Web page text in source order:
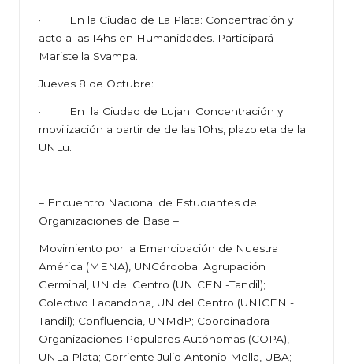
· En la Ciudad de La Plata: Concentración y
acto a las 14hs en Humanidades. Participará
Maristella Svampa.
Jueves 8 de Octubre:
· En la Ciudad de Lujan: Concentración y
movilización a partir de de las 10hs, plazoleta de la
UNLu.
– Encuentro Nacional de Estudiantes de
Organizaciones de Base –
Movimiento por la Emancipación de Nuestra
América (MENA), UNCórdoba; Agrupación
Germinal, UN del Centro (UNICEN -Tandil);
Colectivo Lacandona, UN del Centro (UNICEN -
Tandil); Confluencia, UNMdP; Coordinadora
Organizaciones Populares Autónomas (COPA),
UNLa Plata; Corriente Julio Antonio Mella, UBA;